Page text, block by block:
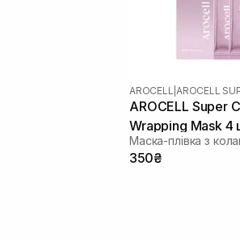
AROCELL |AROCELL
AROCELL Super
Wrapping Mask 4
350₴